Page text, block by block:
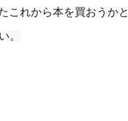
これから本を買おうかと
。